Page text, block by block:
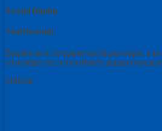
Social Media
Testimonial
Bagaimana pengalaman & pendapat
ini adalah testimonial asli tanpa
Sidebar